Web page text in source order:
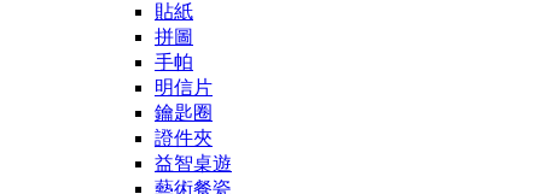
貼紙
拼圖
手帕
明信片
鑰匙圈
證件夾
益智桌遊
藝術餐瓷